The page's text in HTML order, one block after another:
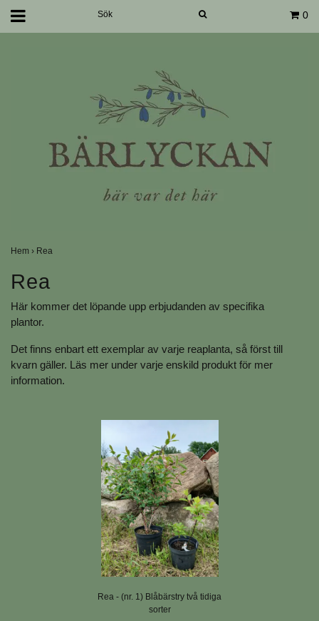
0
Hem › Rea
Rea
Här kommer det löpande upp erbjudanden av specifika
plantor.
Det finns enbart ett exemplar av varje reaplanta, så först till
kvarn gäller. Läs mer under varje enskild produkt för mer
information.
Rea - (nr. 1) Blåbärstry två tidiga
sorter